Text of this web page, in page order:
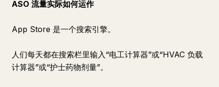
ASO 流量实际如何运作
App Store 是一个搜索引擎。
人们每天都在搜索栏里输入“电工计算器”或“HVAC 负载
计算器”或“护士药物剂量”。